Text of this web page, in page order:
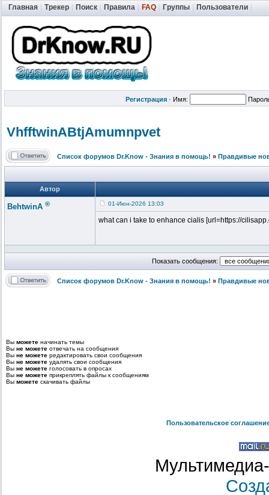
Главная Трекер Поиск Правила FAQ Группы Пользователи
Регистрация · Имя:
VhfftwinABtjAmumnpvet
Список форумов Dr.Know - Знания в помощь! » Правдивые
Автор
BehtwinA ® 01-Июн-2026 13:03
what can i take to enhance cialis [url=https://
Показать сообщения:
Список форумов Dr.Know - Знания в помощь! » Правдивые
Вы можете начинать темы
Вы не можете отвечать на сообщения
Вы не можете редактировать свои сообщения
Вы не можете удалять свои сообщения
Вы не можете голосовать в опросах
Вы не можете прикреплять файлы к сообщениям
Вы можете скачивать файлы
Пользовательское